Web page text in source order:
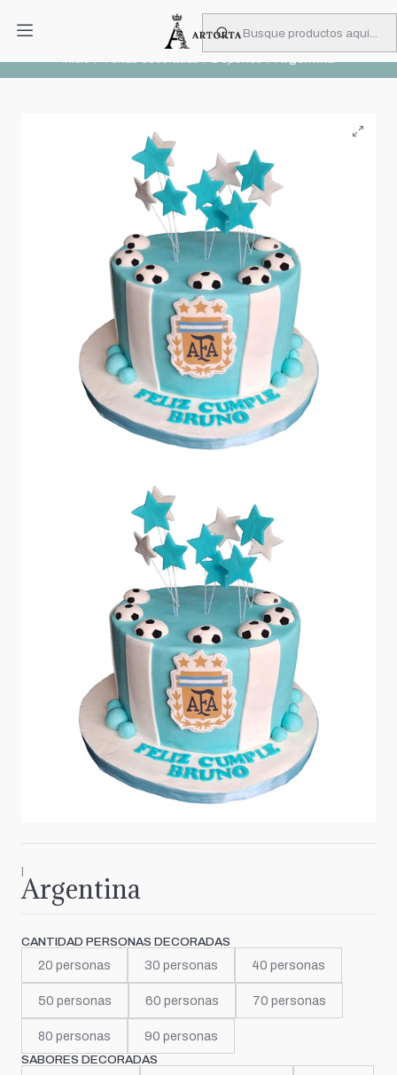
PIDA CON MUCHA ANTICIPACIÓN
Inicio Tortas decoradas Deportes Argentina
|
Argentina
CANTIDAD PERSONAS DECORADAS
20 personas 30 personas 40 personas
50 personas 60 personas 70 personas
80 personas 90 personas
SABORES DECORADAS